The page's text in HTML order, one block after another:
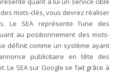
mots-clés, vous devrez réaliser
Le SEA représente l’une des
au positionnement des mots-
définit comme un système ayant
publicitaire en tête des
Le SEA sur Google se fait grâce à